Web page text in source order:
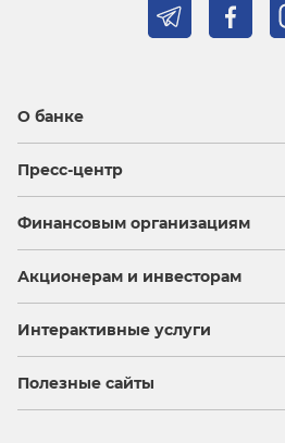
О банке
Пресс-центр
Финансовым организациям
Акционерам и инвесторам
Интерактивные услуги
Полезные сайты